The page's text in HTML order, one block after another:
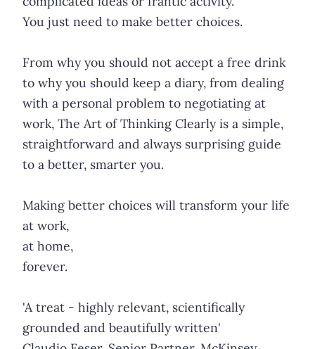
You just need to make better choices.
From why you should not accept a free drink
to why you should keep a diary, from dealing
with a personal problem to negotiating at
work, The Art of Thinking Clearly is a simple,
straightforward and always surprising guide
to a better, smarter you.
Making better choices will transform your life
at work,
at home,
forever.
'A treat - highly relevant, scientifically
grounded and beautifully written'